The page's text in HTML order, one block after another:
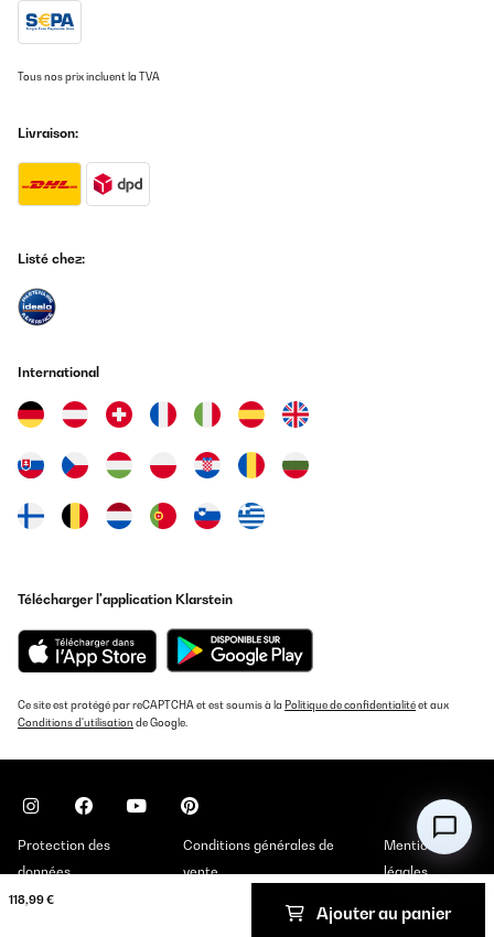
118,99 €
Ajouter au panier
Tous nos prix incluent la TVA
Livraison:
Listé chez:
International
Télécharger l'application Klarstein
Ce site est protégé par reCAPTCHA et est soumis à la Politique de confidentialitéet aux
Conditions d'utilisation de Google.
Protection des
données
Conditions générales de
vente
Mentions
légales
Copyright © 2026 Klarstein. All rights reserved